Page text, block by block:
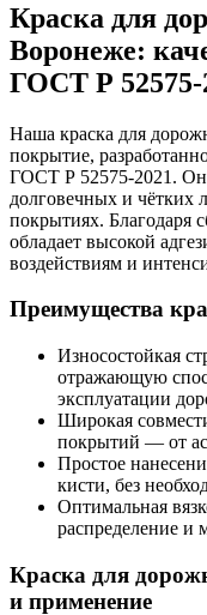
Краска для
Воронеже:
ГОСТ Р 52575-
Наша краска для
покрытие,
ГОСТ Р 52575-2021 .
долговечных и чётких
покрытиях. Благодаря
обладает высокой
воздействиям и
Преимущества
Износостойкая
отражающую
эксплуатации
Широкая
покрытий — от
Простое
кисти, без
Оптимальная
распределение и
Краска для
и применение